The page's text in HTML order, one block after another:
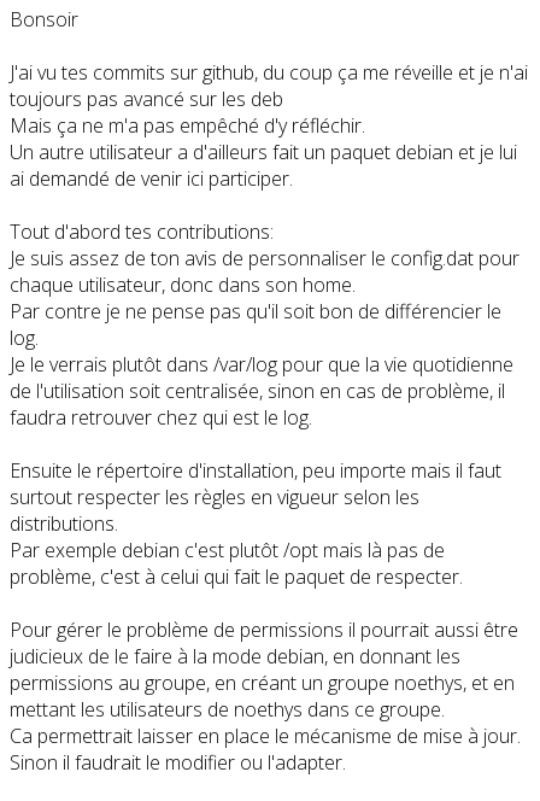
Bonsoir
J'ai vu tes commits sur github, du coup ça me réveille et je n'ai
toujours pas avancé sur les deb
Mais ça ne m'a pas empêché d'y réfléchir.
Un autre utilisateur a d'ailleurs fait un paquet debian et je lui
ai demandé de venir ici participer.
Tout d'abord tes contributions:
Je suis assez de ton avis de personnaliser le config.dat pour
chaque utilisateur, donc dans son home.
Par contre je ne pense pas qu'il soit bon de différencier le
log.
Je le verrais plutôt dans /var/log pour que la vie quotidienne
de l'utilisation soit centralisée, sinon en cas de problème, il
faudra retrouver chez qui est le log.
Ensuite le répertoire d'installation, peu importe mais il faut
surtout respecter les règles en vigueur selon les
distributions.
Par exemple debian c'est plutôt /opt mais là pas de
problème, c'est à celui qui fait le paquet de respecter.
Pour gérer le problème de permissions il pourrait aussi être
judicieux de le faire à la mode debian, en donnant les
permissions au groupe, en créant un groupe noethys, et en
mettant les utilisateurs de noethys dans ce groupe.
Ca permettrait laisser en place le mécanisme de mise à jour.
Sinon il faudrait le modifier ou l'adapter.